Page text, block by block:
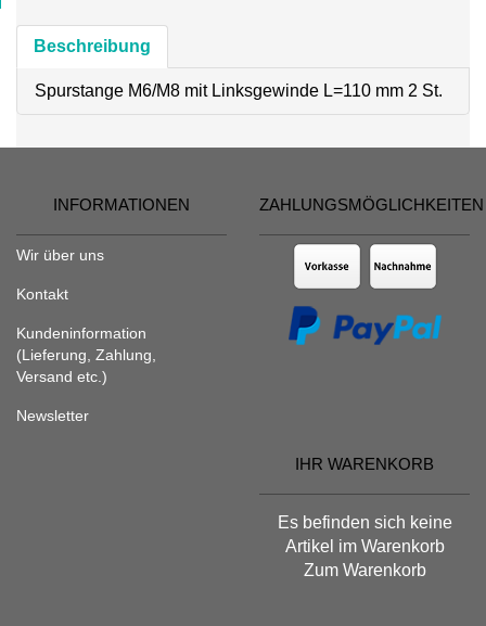
Beschreibung
Spurstange M6/M8 mit Linksgewinde L=110 mm 2 St.
INFORMATIONEN
Wir über uns
Kontakt
Kundeninformation
(Lieferung, Zahlung,
Versand etc.)
Newsletter
ZAHLUNGSMÖGLICHKEITEN
IHR WARENKORB
Es befinden sich keine
Artikel im Warenkorb
Zum Warenkorb